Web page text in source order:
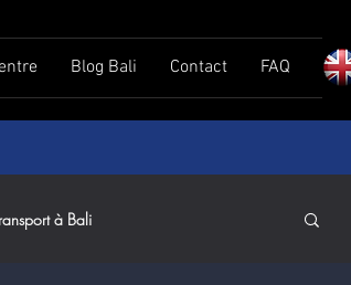
Blog Bali Contact FAQ
à Bali